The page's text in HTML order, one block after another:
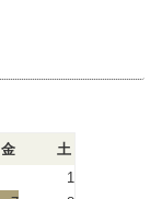
金
土
1